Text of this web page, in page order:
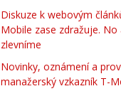
Diskuze k webovým
Mobile zase zdražuje.
zlevníme
Novinky, oznámení a
manažerský vzkazník T-